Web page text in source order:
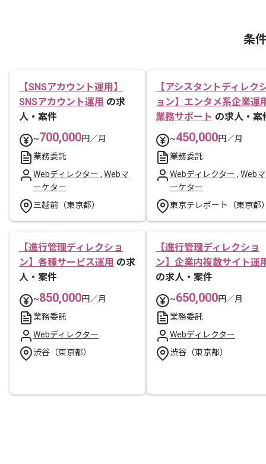
条
【SNSアカウント運用】
SNSアカウント運用 の求
人・案件
~700,000円／月
業務委託
Webディレクター , Webマ
ーケター
三越前（東京都）
【アシスタントディレク
ョン】エンタメ系企業運
業務サポート の求人・案
~450,000円／月
業務委託
Webディレクター , Webマ
ーケター
東京テレポート（東京都
【進行管理ディレクショ
ン】各種サービス運用 の求
人・案件
~850,000円／月
業務委託
Webディレクター
渋谷（東京都）
【進行管理ディレクショ
ン】企業内複数サイト運
の求人・案件
~650,000円／月
業務委託
Webディレクター
渋谷（東京都）